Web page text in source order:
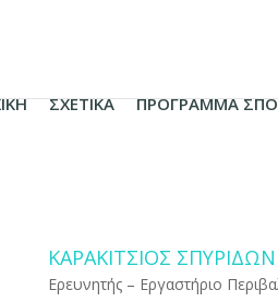
ΣΧΕΤΙΚΑ ΠΡΟΓΡΑΜΜΑ
ΚΑΡΑΚΊΤΣΙΟΣ ΣΠΥΡΊΔΩΝ
Ερευνητής – Εργαστήριο